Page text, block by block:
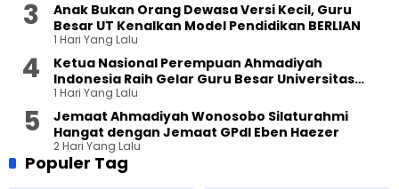
Anak Bukan Orang Dewasa Versi Kecil, Guru
Besar UT Kenalkan Model Pendidikan BERLIAN
1 Hari Yang Lalu
Ketua Nasional Perempuan Ahmadiyah
Indonesia Raih Gelar Guru Besar Universitas
Terbuka
1 Hari Yang Lalu
Jemaat Ahmadiyah Wonosobo Silaturahmi
Hangat dengan Jemaat GPdI Eben Haezer
2 Hari Yang Lalu
Populer Tag